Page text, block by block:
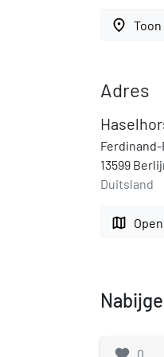
place
Adres
13599
Duitsland
map
0